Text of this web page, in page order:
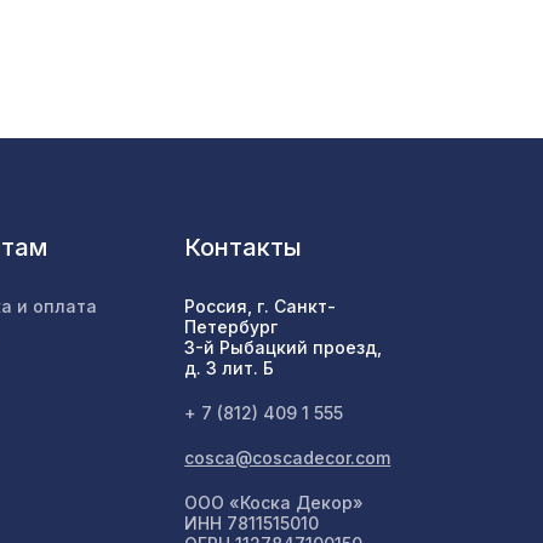
и оплата
Контакты
Россия, г. Санкт-
Петербург
3-й Рыбацкий проезд,
д. 3 лит. Б
+ 7 (812) 409 1 555
cosca@coscadecor.com
ООО «Коска Декор»
ИНН 7811515010